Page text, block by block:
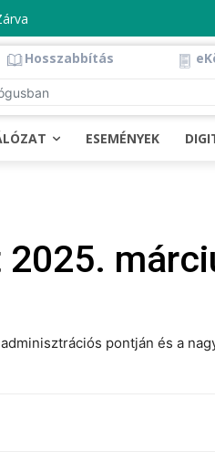
Hosszabbítás
ESEMÉNYEK
pontján és a